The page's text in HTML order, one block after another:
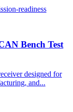
readiness
Bench Test
designed for
and...